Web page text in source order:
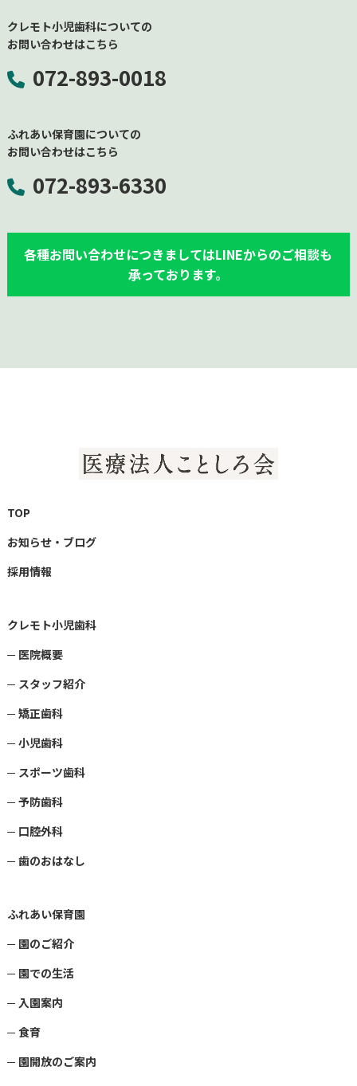
クレモト小児歯科についての
お問い合わせはこちら
072-893-0018
ふれあい保育園についての
お問い合わせはこちら
072-893-6330
各種お問い合わせにつきましてはLINEからのご相談も
承っております。
TOP
お知らせ・ブログ
採用情報
クレモト小児歯科
医院概要
スタッフ紹介
矯正歯科
小児歯科
スポーツ歯科
予防歯科
口腔外科
歯のおはなし
ふれあい保育園
園のご紹介
園での生活
入園案内
食育
園開放のご案内